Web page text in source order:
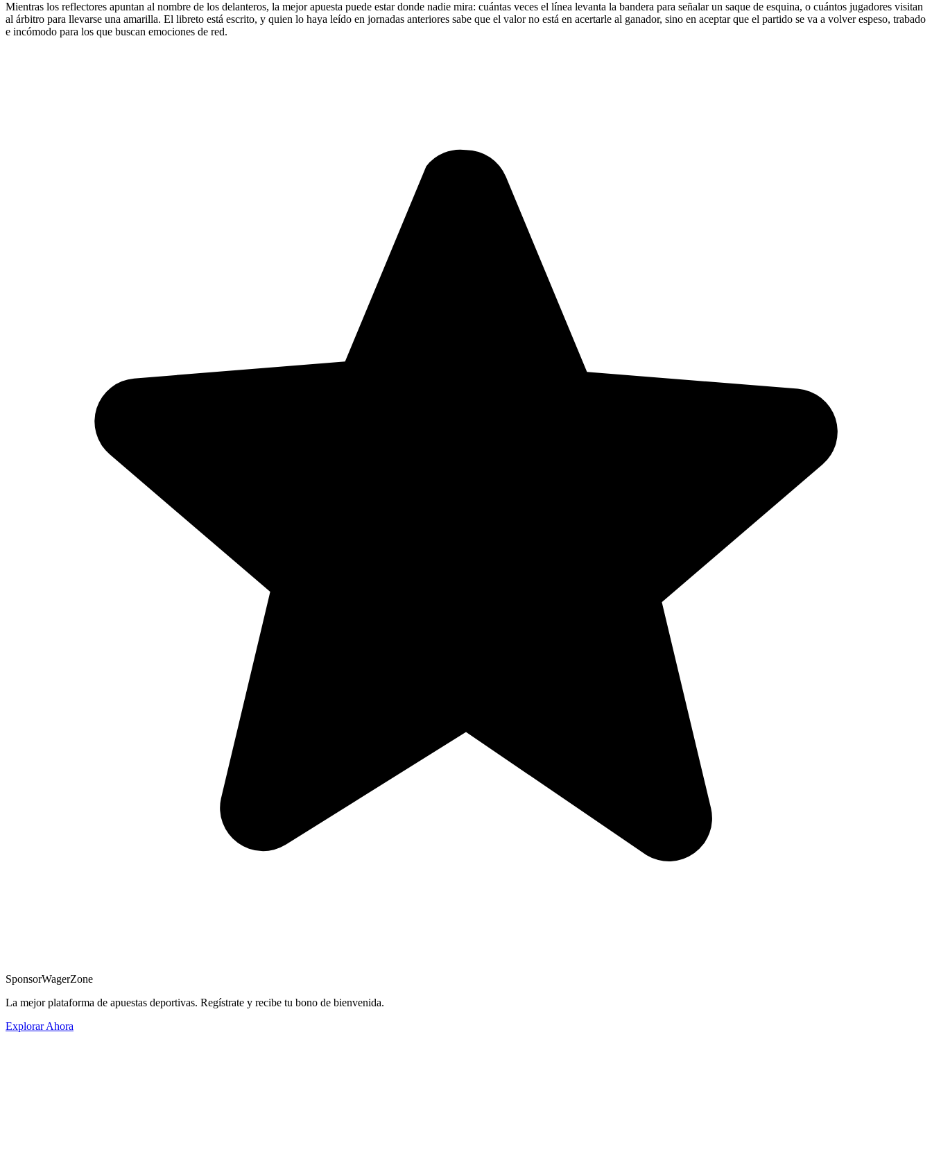
Mientras los reflectores apuntan al nombre de los delanteros, la mejor apuesta puede estar donde nadie mira: cuántas veces el línea levanta la bandera para señalar un saque de esquina, o cuántos jugadores visitan
al árbitro para llevarse una amarilla. El libreto está escrito, y quien lo haya leído en jornadas anteriores sabe que el valor no está en acertarle al ganador, sino en aceptar que el partido se va a volver espeso, trabado
e incómodo para los que buscan emociones de red.
SponsorWagerZone
La mejor plataforma de apuestas deportivas. Regístrate y recibe tu bono de bienvenida.
Explorar Ahora